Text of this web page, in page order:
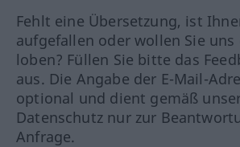
Fehlt eine Übersetzung, ist
aufgefallen oder wollen Sie uns
loben? Füllen Sie bitte das
aus. Die Angabe der E-Mail-
optional und dient gemäß
Datenschutz nur zur
Anfrage.